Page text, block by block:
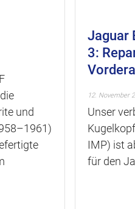
und
Jaguar
3:
12. November
Unser
IMP) ist
für den